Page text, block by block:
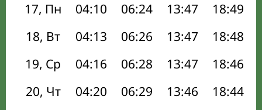
17, Пн
04:10 06:24 13:47 18:49
18, Вт
04:13 06:26 13:47 18:48
19, Ср
04:16 06:28 13:47 18:46
20, Чт
04:20 06:29 13:46 18:44